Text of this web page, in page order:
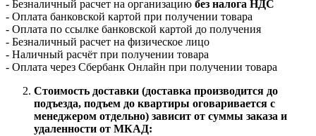
- Безналичный расчет на организацию без налога НДС
- Оплата банковской картой при получении товара
- Оплата по ссылке банковской картой до получения
- Безналичный расчет на физическое лицо
- Наличный расчёт при получении товара
- Оплата через Сбербанк Онлайн при получении товара
Стоимость доставки (доставка производится до
подъезда, подъем до квартиры оговаривается с
менеджером отдельно) зависит от суммы заказа и
удаленности от МКАД: